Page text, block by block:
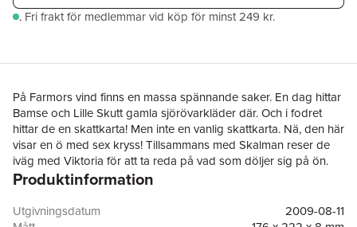
. Fri frakt för medlemmar vid köp för minst 249 kr.
På Farmors vind finns en massa spännande saker. En dag hittar
Bamse och Lille Skutt gamla sjörövarkläder där. Och i fodret
hittar de en skattkarta! Men inte en vanlig skattkarta. Nä, den här
visar en ö med sex kryss! Tillsammans med Skalman reser de
iväg med Viktoria för att ta reda på vad som döljer sig på ön.
Fast de är inte de enda som är på väg dit Format: 170 x 215 mm
Produktinformation
Utgivningsdatum
2009-08-11